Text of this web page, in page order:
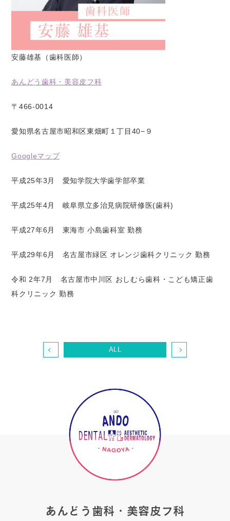
安藤雄基（歯科医師）
あんどう歯科・美容皮フ科
〒466-0014
愛知県名古屋市昭和区東畑町１丁目40−９
Googleマップ
平成25年3月 愛知学院大学歯学部卒業
平成25年4月 岐阜県立多治見病院研修医(歯科)
平成27年6月 東海市 小島歯科室 勤務
平成29年6月 名古屋市緑区 オレンジ歯科クリニック 勤務
令和 2年7月 名古屋市中川区 おしむら歯科・こども矯正歯
科クリニック 勤務
ALL
あんどう歯科・美容皮フ科